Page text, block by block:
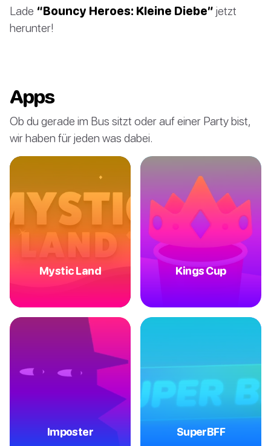
Lade “Bouncy Heroes: Kleine Diebe” jetzt
herunter!
Apps
Ob du gerade im Bus sitzt oder auf einer Party bist,
wir haben für jeden was dabei.
Mystic Land Kings Cup
Imposter SuperBFF